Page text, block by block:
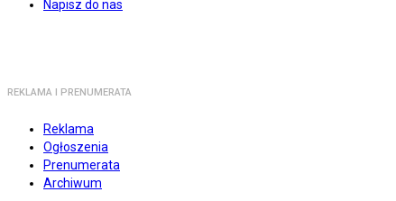
Napisz do nas
REKLAMA I PRENUMERATA
Reklama
Ogłoszenia
Prenumerata
Archiwum